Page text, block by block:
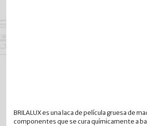
BRILALUX es una laca de película gruesa de
componentes que se cura químicamente a